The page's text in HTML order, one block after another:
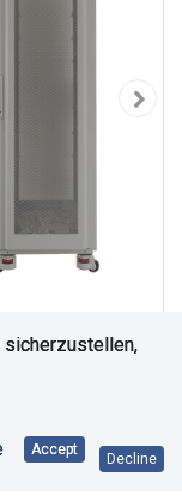
Accept
Decline